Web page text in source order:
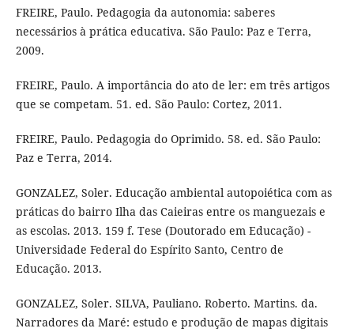
FREIRE, Paulo. Pedagogia da autonomia: saberes
necessários à prática educativa. São Paulo: Paz e Terra,
2009.
FREIRE, Paulo. A importância do ato de ler: em três artigos
que se competam. 51. ed. São Paulo: Cortez, 2011.
FREIRE, Paulo. Pedagogia do Oprimido. 58. ed. São Paulo:
Paz e Terra, 2014.
GONZALEZ, Soler. Educação ambiental autopoiética com as
práticas do bairro Ilha das Caieiras entre os manguezais e
as escolas. 2013. 159 f. Tese (Doutorado em Educação) -
Universidade Federal do Espírito Santo, Centro de
Educação. 2013.
GONZALEZ, Soler. SILVA, Pauliano. Roberto. Martins. da.
Narradores da Maré: estudo e produção de mapas digitais